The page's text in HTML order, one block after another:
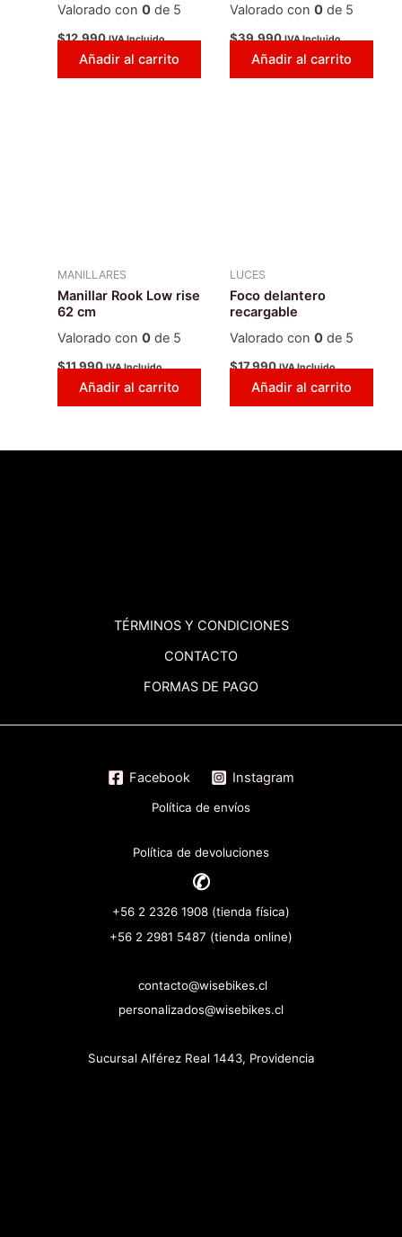
Valorado con 0de 5
$12.990 IVA Incluido
Añadir al carrito
Valorado con 0de 5
$39.990 IVA Incluido
Añadir al carrito
MANILLARES
Manillar Rook Low rise
62 cm
Valorado con 0de 5
$11.990 IVA Incluido
Añadir al carrito
LUCES
Foco delantero
recargable
Valorado con 0de 5
$17.990 IVA Incluido
Añadir al carrito
TÉRMINOS Y CONDICIONES
CONTACTO
FORMAS DE PAGO
Facebook Instagram
Política de envíos
Política de devoluciones
✆
+56 2 2326 1908 (tienda física)
+56 2 2981 5487 (tienda online)
contacto@wisebikes.cl
personalizados@wisebikes.cl
Sucursal Alférez Real 1443, Providencia